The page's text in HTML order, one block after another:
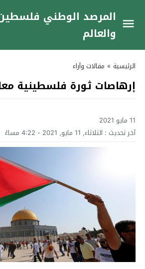
المرصد الوطني
والعالم
الرئيسية » مقالات وآراء
إرهاصات ثورة فلسطينية
11 مايو 2021
آخر تحديث : الثلاثاء, 11 مايو, 2021 - 4:22 مساءً